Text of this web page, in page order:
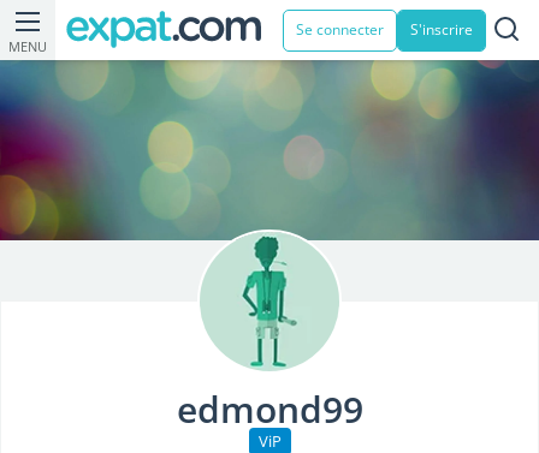
MENU
Se connecter S'inscrire
edmond99
ViP